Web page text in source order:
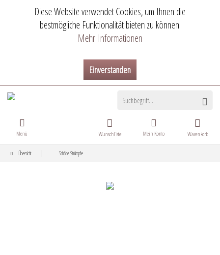
Diese Website verwendet Cookies, um Ihnen die
bestmögliche Funktionalität bieten zu können.
Mehr Informationen
Einverstanden
Warenkorb
Wunschliste Mein Konto
Menü
Übersicht Schöne Strümpfe